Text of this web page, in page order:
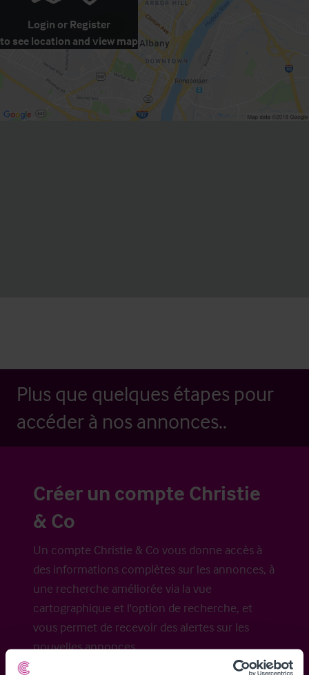
Login or Register
to see location and view map
Plus que quelques étapes pour
accéder à nos annonces..
Créer un compte Christie
& Co
Un compte Christie & Co vous donne accès à
des informations complètes sur les annonces, à
une recherche améliorée via la vue
cartographique et l'option de recherche, et
vous permet de recevoir des alertes sur les
nouvelles annonces.